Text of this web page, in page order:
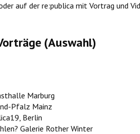
auf der re:publica mit Vortrag und
(Auswahl)
Marburg
Pfalz Mainz
Berlin
Galerie Rother Winter